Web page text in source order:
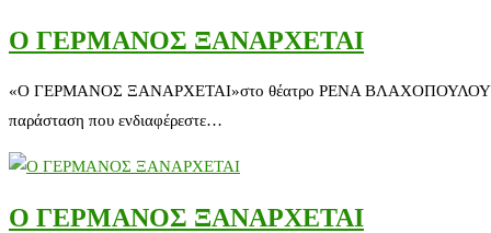
O ΓΕΡΜΑΝΟΣ ΞΑΝΑΡΧΕΤΑΙ
«O ΓΕΡΜΑΝΟΣ ΞΑΝΑΡΧΕΤΑΙ»στο θέατρο ΡΕΝΑ ΒΛΑΧΟΠΟΥΛΟΥ
παράσταση που ενδιαφέρεστε…
O ΓΕΡΜΑΝΟΣ ΞΑΝΑΡΧΕΤΑΙ